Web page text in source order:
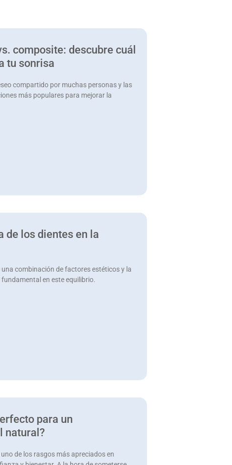
composite: descubre cuál
tu sonrisa
compartido por muchas personas y las
más populares para mejorar la
de los dientes en la
combinación de factores estéticos y la
en este equilibrio.
para un
natural?
de los rasgos más apreciados en